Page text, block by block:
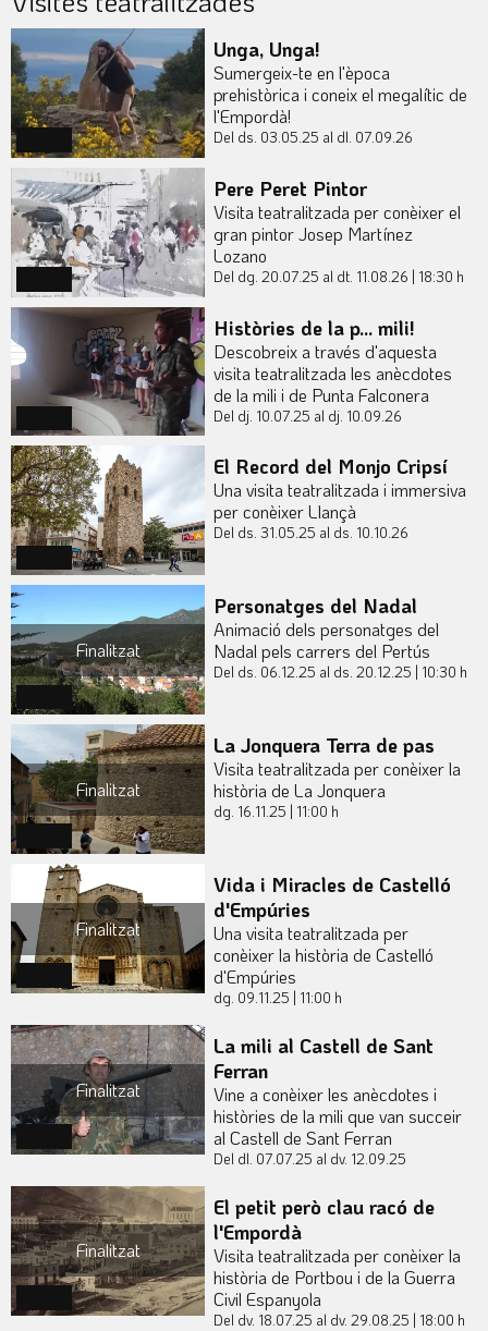
Unga, Unga!
Sumergeix-te en l'època
prehistòrica i coneix el megalític de
l'Empordà!
Del ds. 03.05.25 al dl. 07.09.26
Pere Peret Pintor
Visita teatralitzada per conèixer el
gran pintor Josep Martínez
Lozano
Del dg. 20.07.25 al dt. 11.08.26 | 18:30 h
Històries de la p... mili!
Descobreix a través d'aquesta
visita teatralitzada les anècdotes
de la mili i de Punta Falconera
Del dj. 10.07.25 al dj. 10.09.26
El Record del Monjo Cripsí
Una visita teatralitzada i immersiva
per conèixer Llançà
Del ds. 31.05.25 al ds. 10.10.26
Finalitzat
Personatges del Nadal
Animació dels personatges del
Nadal pels carrers del Pertús
Del ds. 06.12.25 al ds. 20.12.25 | 10:30 h
Finalitzat
La Jonquera Terra de pas
Visita teatralitzada per conèixer la
història de La Jonquera
dg. 16.11.25 | 11:00 h
Finalitzat
Vida i Miracles de Castelló
d'Empúries
Una visita teatralitzada per
conèixer la història de Castelló
d'Empúries
dg. 09.11.25 | 11:00 h
Finalitzat
La mili al Castell de Sant
Ferran
Vine a conèixer les anècdotes i
històries de la mili que van succeir
al Castell de Sant Ferran
Del dl. 07.07.25 al dv. 12.09.25
Finalitzat
El petit però clau racó de
l'Empordà
Visita teatralitzada per conèixer la
història de Portbou i de la Guerra
Civil Espanyola
Del dv. 18.07.25 al dv. 29.08.25 | 18:00 h